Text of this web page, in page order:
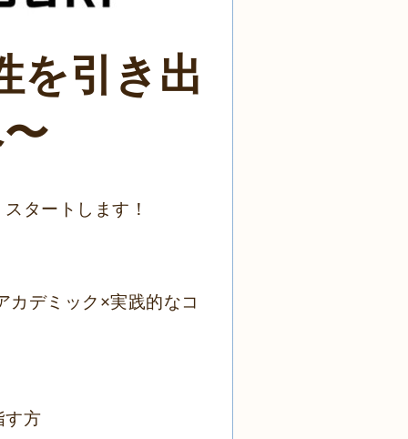
を引き出
タートします！
カデミック×実践的なコ
す方